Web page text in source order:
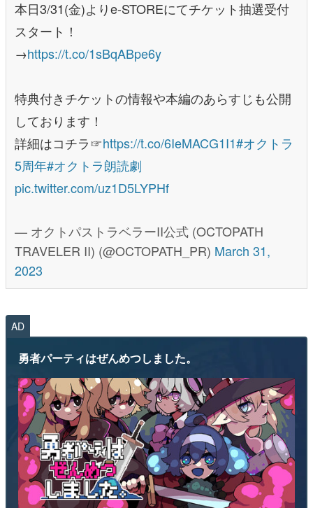
本日3/31(金)よりe-STOREにてチケット抽選受付
スタート！
→https://t.co/1sBqABpe6y
特典付きチケットの情報や本編のあらすじも公開
しております！
詳細はコチラ☞https://t.co/6IeMACG1I1#オクトラ
5周年#オクトラ朗読劇
pic.twitter.com/uz1D5LYPHf
— オクトパストラベラーII公式 (OCTOPATH
TRAVELER II) (@OCTOPATH_PR) March 31,
2023
AD
勇者パーティはぜんめつしました。